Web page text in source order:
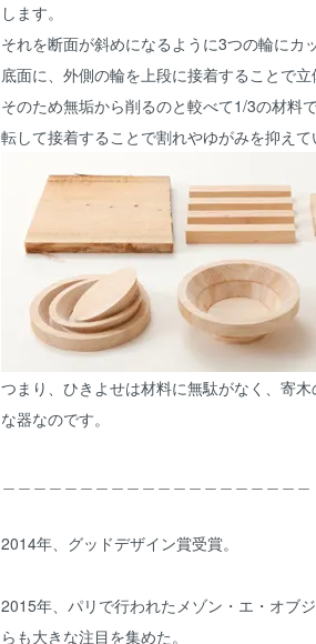
します。
それを断面が斜めになるように3つの輪にカ
底面に、外側の輪を上段に接着することで立
そのため無垢から削るのと較べて1/3の材料
転して接着することで割れやゆがみを抑えて
つまり、ひきよせは材料に無駄がなく、寄
な器なのです。
2014年、グッドデザイン賞受賞。
2015年、パリで行われたメゾン・エ・オブ
らも大きな注目を集めた。